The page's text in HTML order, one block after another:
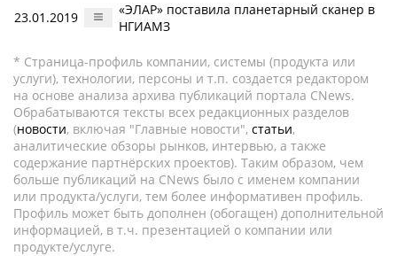
23.01.2019
«ЭЛАР» поставила планетарный сканер в
НГИАМЗ
* Страница-профиль компании, системы (продукта или
услуги), технологии, персоны и т.п. создается редактором
на основе анализа архива публикаций портала CNews.
Обрабатываются тексты всех редакционных разделов
(новости, включая "Главные новости", статьи,
аналитические обзоры рынков, интервью, а также
содержание партнёрских проектов). Таким образом, чем
больше публикаций на CNews было с именем компании
или продукта/услуги, тем более информативен профиль.
Профиль может быть дополнен (обогащен) дополнительной
информацией, в т.ч. презентацией о компании или
продукте/услуге.